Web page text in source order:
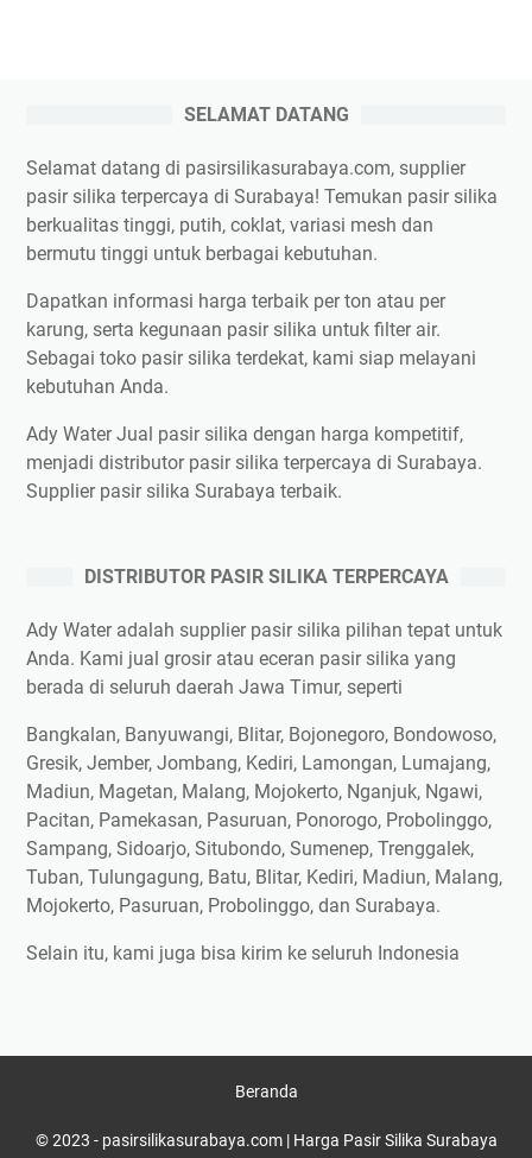
SELAMAT DATANG
Selamat datang di pasirsilikasurabaya.com, supplier
pasir silika terpercaya di Surabaya! Temukan pasir silika
berkualitas tinggi, putih, coklat, variasi mesh dan
bermutu tinggi untuk berbagai kebutuhan.
Dapatkan informasi harga terbaik per ton atau per
karung, serta kegunaan pasir silika untuk filter air.
Sebagai toko pasir silika terdekat, kami siap melayani
kebutuhan Anda.
Ady Water Jual pasir silika dengan harga kompetitif,
menjadi distributor pasir silika terpercaya di Surabaya.
Supplier pasir silika Surabaya terbaik.
DISTRIBUTOR PASIR SILIKA TERPERCAYA
Ady Water adalah supplier pasir silika pilihan tepat untuk
Anda. Kami jual grosir atau eceran pasir silika yang
berada di seluruh daerah Jawa Timur, seperti
Bangkalan, Banyuwangi, Blitar, Bojonegoro, Bondowoso,
Gresik, Jember, Jombang, Kediri, Lamongan, Lumajang,
Madiun, Magetan, Malang, Mojokerto, Nganjuk, Ngawi,
Pacitan, Pamekasan, Pasuruan, Ponorogo, Probolinggo,
Sampang, Sidoarjo, Situbondo, Sumenep, Trenggalek,
Tuban, Tulungagung, Batu, Blitar, Kediri, Madiun, Malang,
Mojokerto, Pasuruan, Probolinggo, dan Surabaya.
Selain itu, kami juga bisa kirim ke seluruh Indonesia
Beranda
© 2023 - pasirsilikasurabaya.com | Harga Pasir Silika Surabaya